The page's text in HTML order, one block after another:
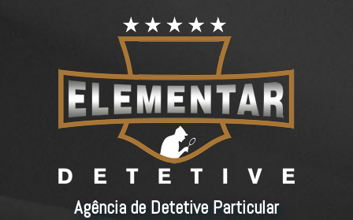
Agência de Detetive Particular